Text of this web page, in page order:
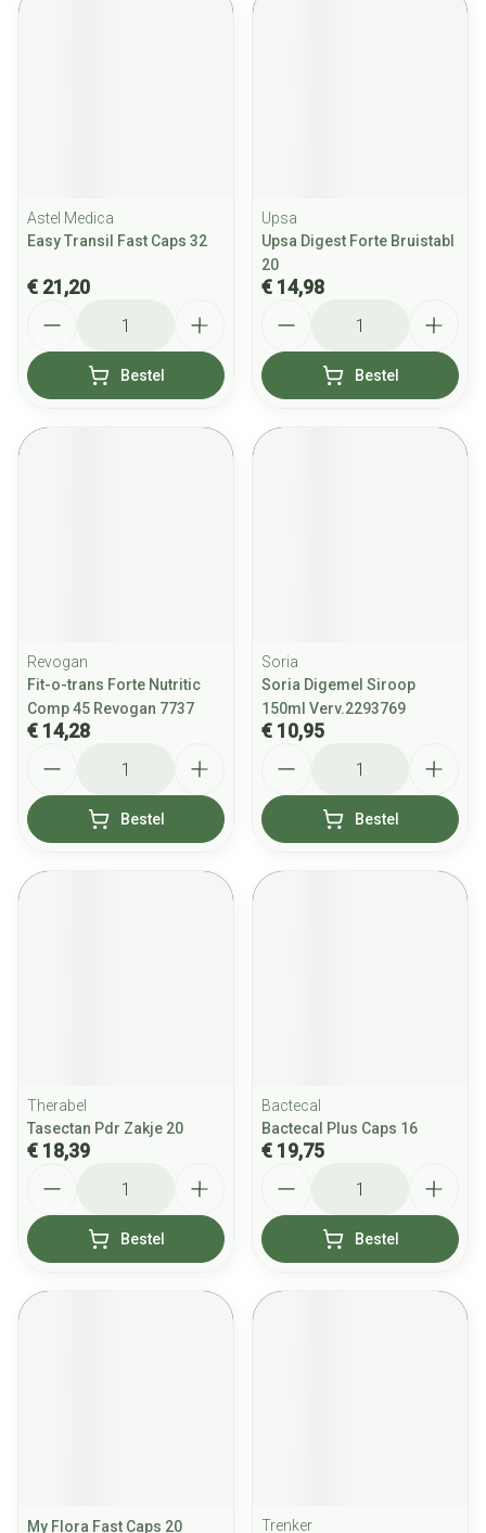
Astel Medica
Easy Transil Fast Caps 32
€ 21,20
Bestel
Upsa
Upsa Digest Forte Bruistabl
20
€ 14,98
Bestel
Revogan
Fit-o-trans Forte Nutritic
Comp 45 Revogan 7737
€ 14,28
Bestel
Soria
Soria Digemel Siroop
150ml Verv.2293769
€ 10,95
Bestel
Therabel
Tasectan Pdr Zakje 20
€ 18,39
Bestel
Bactecal
Bactecal Plus Caps 16
€ 19,75
Bestel
My Flora Fast Caps 20 Trenker